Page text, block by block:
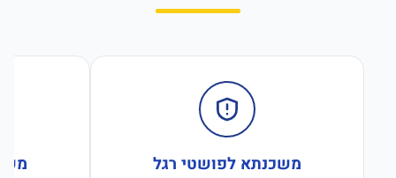
משכנתא לפושטי רגל